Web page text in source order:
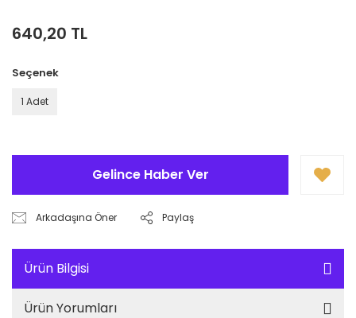
640,20 TL
Seçenek
1 Adet
Gelince Haber Ver
Arkadaşına Öner Paylaş
Ürün Bilgisi
Ürün Yorumları